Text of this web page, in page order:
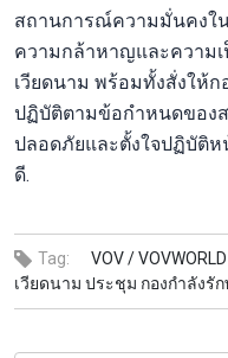
สถานการณ์ความมั่นคงใ
ความกล้าหาญและความ
เวียดนาม พร้อมทั้งสั่งให้
ปฏิบัติตามข้อกำหนดข
ปลอดภัยและตั้งใจปฏิบัติห
ดี.
Tag: VOV /
เวียดนาม ประชุม กองกำลังรั